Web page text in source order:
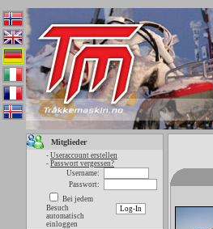
Mitglieder
- Useraccount erstellen
- Passwort vergessen?
Username:
Passwort:
Bei jedem
Besuch
automatisch
einloggen